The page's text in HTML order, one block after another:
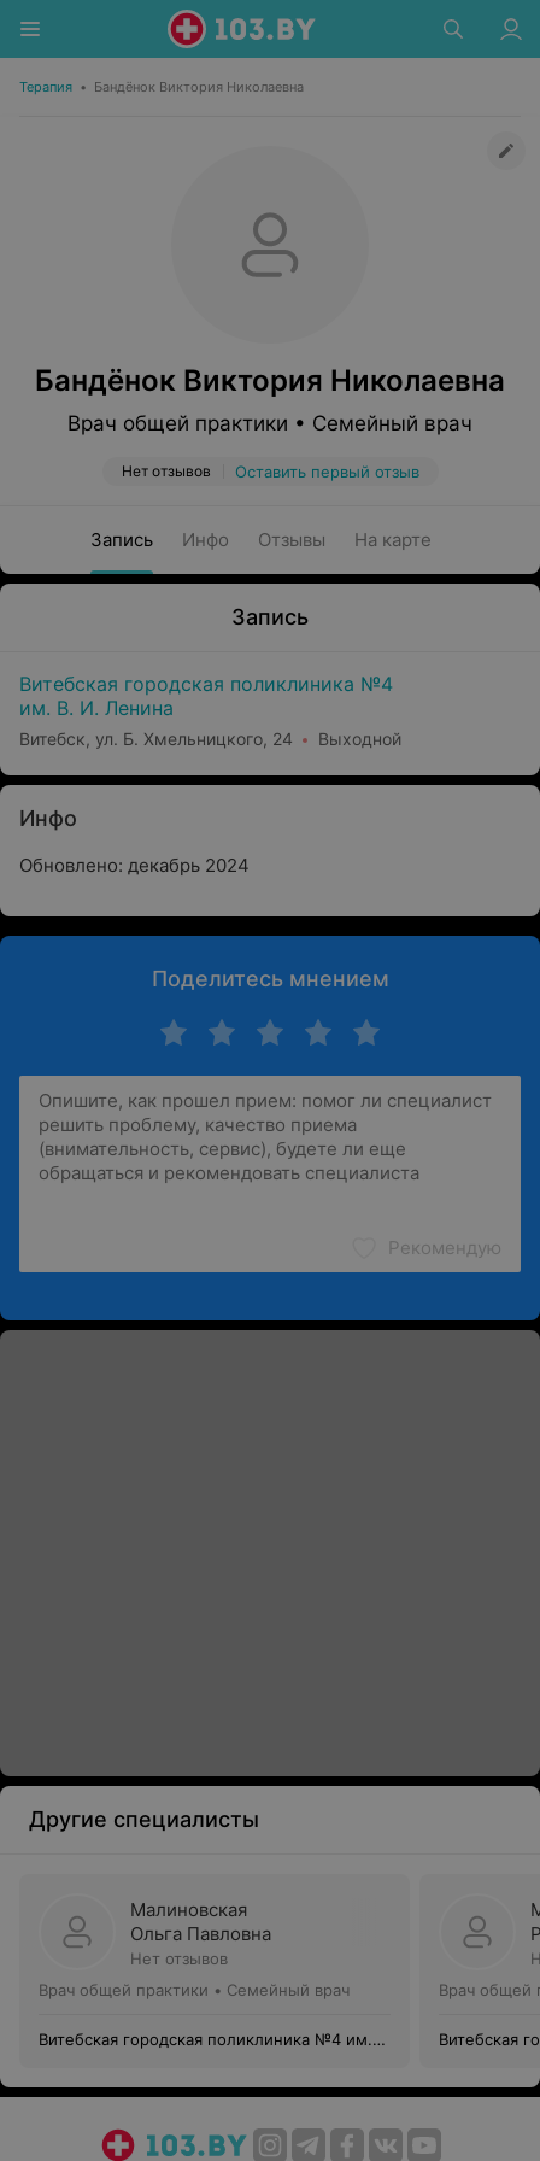
Терапия • Бандёнок Виктория Николаевна
Бандёнок Виктория Николаевна
Врач общей практики • Семейный врач
Нет отзывов Оставить первый отзыв
Запись Инфо Отзывы На карте
Запись
Витебская городская поликлиника №4
им. В. И. Ленина
Витебск, ул. Б. Хмельницкого, 24 Выходной
Инфо
Обновлено: декабрь 2024
Поделитесь мнением
Рекомендую
Другие специалисты
Малиновская
Ольга Павловна
Нет отзывов
Врач общей практики • Семейный врач
Витебская городская поликлиника №4 им.
Врач общей
Витебская